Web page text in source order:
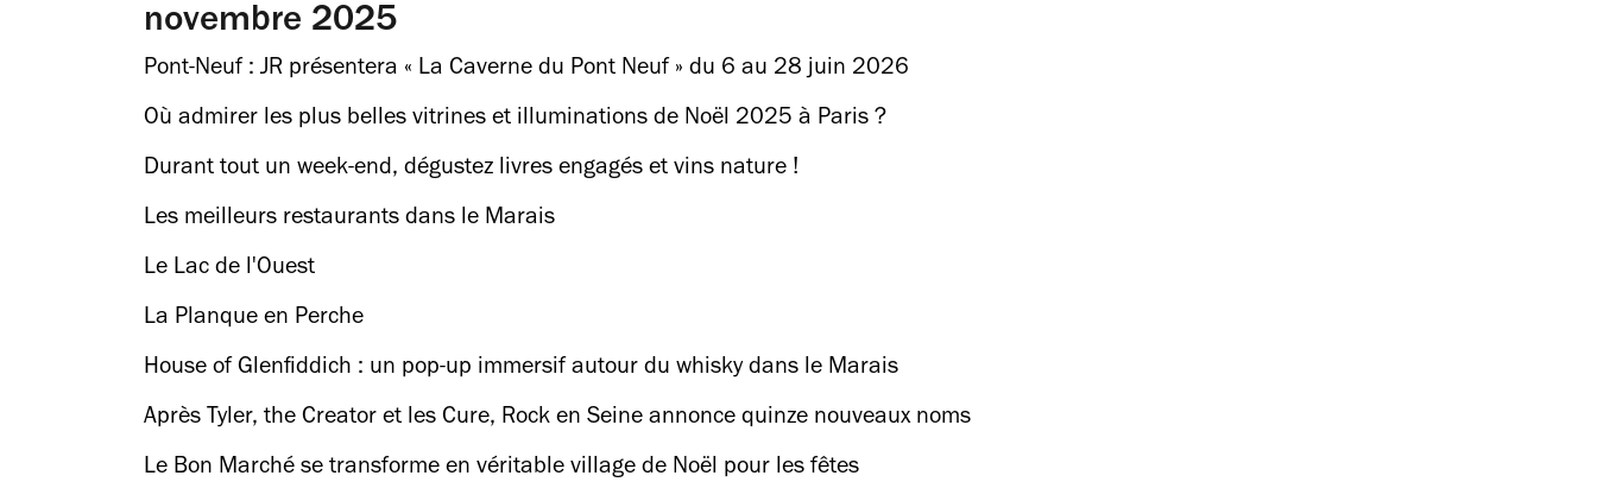
novembre 2025
Pont-Neuf : JR présentera « La Caverne du Pont Neuf » du 6 au 28 juin 2026
Où admirer les plus belles vitrines et illuminations de Noël 2025 à Paris ?
Durant tout un week-end, dégustez livres engagés et vins nature !
Les meilleurs restaurants dans le Marais
Le Lac de l'Ouest
La Planque en Perche
House of Glenfiddich : un pop-up immersif autour du whisky dans le Marais
Après Tyler, the Creator et les Cure, Rock en Seine annonce quinze nouveaux noms
Le Bon Marché se transforme en véritable village de Noël pour les fêtes